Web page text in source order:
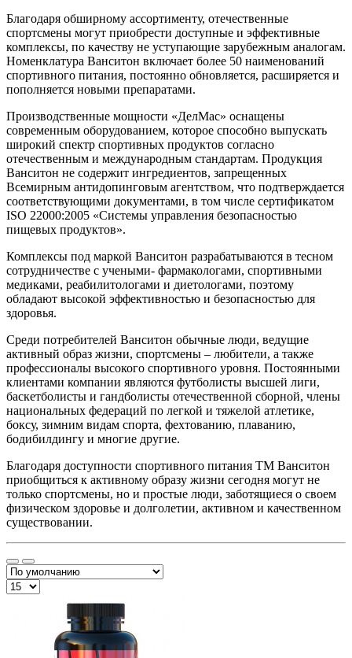
Благодаря обширному ассортименту, отечественные
спортсмены могут приобрести доступные и эффективные
комплексы, по качеству не уступающие зарубежным аналогам.
Номенклатура Ванситон включает более 50 наименований
спортивного питания, постоянно обновляется, расширяется и
пополняется новыми препаратами.
Производственные мощности «ДелМас» оснащены
современным оборудованием, которое способно выпускать
широкий спектр спортивных продуктов согласно
отечественным и международным стандартам. Продукция
Ванситон не содержит ингредиентов, запрещенных
Всемирным антидопинговым агентством, что подтверждается
соответствующими документами, в том числе сертификатом
ISO 22000:2005 «Системы управления безопасностью
пищевых продуктов».
Комплексы под маркой Ванситон разрабатываются в тесном
сотрудничестве с учеными- фармакологами, спортивными
медиками, реабилитологами и диетологами, поэтому
обладают высокой эффективностью и безопасностью для
здоровья.
Среди потребителей Ванситон обычные люди, ведущие
активный образ жизни, спортсмены – любители, а также
профессионалы высокого спортивного уровня. Постоянными
клиентами компании являются футболисты высшей лиги,
баскетболисты и гандболисты отечественной сборной, члены
национальных федераций по легкой и тяжелой атлетике,
боксу, зимним видам спорта, фехтованию, плаванию,
бодибилдингу и многие другие.
Благодаря доступности спортивного питания ТМ Ванситон
приобщиться к активному образу жизни сегодня могут не
только спортсмены, но и простые люди, заботящиеся о своем
физическом здоровье и долголетии, активном и качественном
существовании.